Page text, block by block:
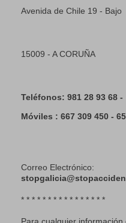
Avenida de Chile 19 - Bajo
15009 - A CORUÑA
Teléfonos: 981 28 93 68 -
Móviles : 667 309 450 -
Correo Electrónico:
* * * * * * * * * * * * * * * *